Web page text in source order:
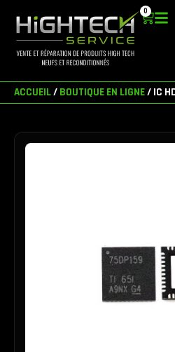
contenu
0
Panier
ACCUEIL/ BOUTIQUE EN LIGNE/ IC